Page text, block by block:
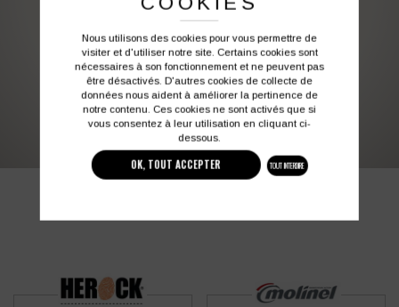
Vous souhaitez avoir plus d’informations ?
03 27 28 87 86 contact@colbleu.fr
Nous utilisons des cookies pour vous permettre de
visiter et d'utiliser notre site. Certains cookies sont
nécessaires à son fonctionnement et ne peuvent pas
être désactivés. D'autres cookies de collecte de
données nous aident à améliorer la pertinence de
notre contenu. Ces cookies ne sont activés que si
vous consentez à leur utilisation en cliquant ci-
dessous.
OK, TOUT ACCEPTER TOUT INTERDIRE